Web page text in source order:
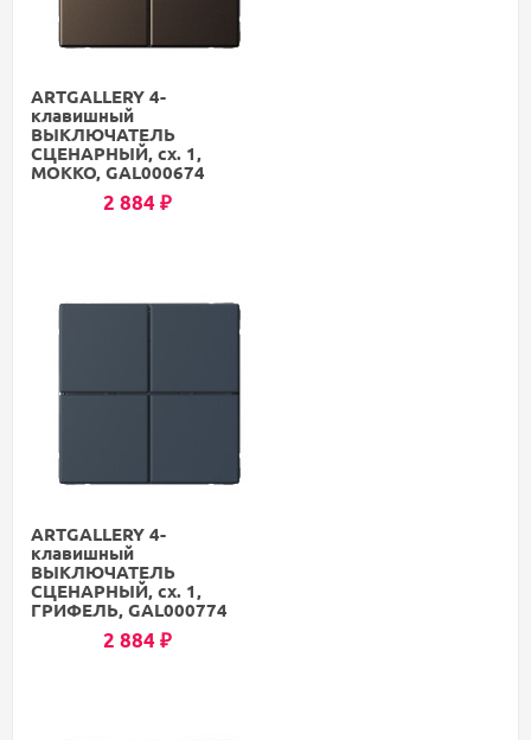
ARTGALLERY 4-
клавишный
ВЫКЛЮЧАТЕЛЬ
СЦЕНАРНЫЙ, сх. 1,
МОККО, GAL000674
2 884 ₽
ARTGALLERY 4-
клавишный
ВЫКЛЮЧАТЕЛЬ
СЦЕНАРНЫЙ, сх. 1,
ГРИФЕЛЬ, GAL000774
2 884 ₽